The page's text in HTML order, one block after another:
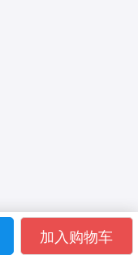
加入购物车